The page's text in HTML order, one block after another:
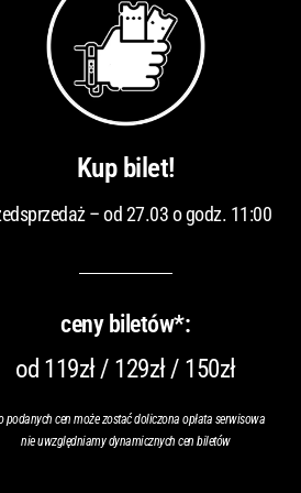
Kup bilet!
– od 27.03 o godz. 11:00
ceny biletów*:
od 119zł / 129zł / 150zł
podanych cen może zostać doliczona opłata serwisowa
nie uwzględniamy dynamicznych cen biletów